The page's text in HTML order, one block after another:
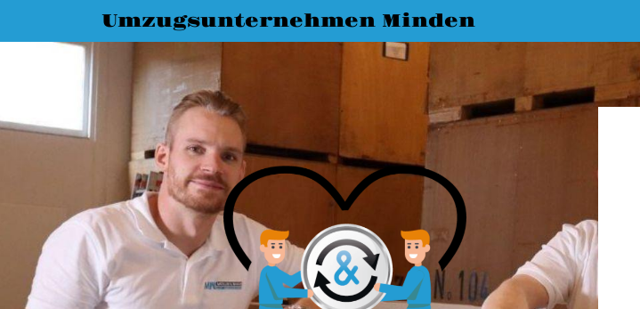
Umzugsunternehmen Minden